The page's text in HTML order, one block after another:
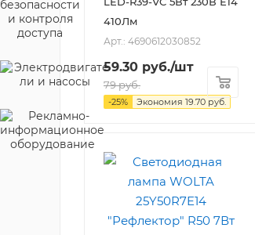
410Лм
Арт.: 4690612030852
59.30 руб./шт
79руб.
-25% Экономия 19.70 руб.